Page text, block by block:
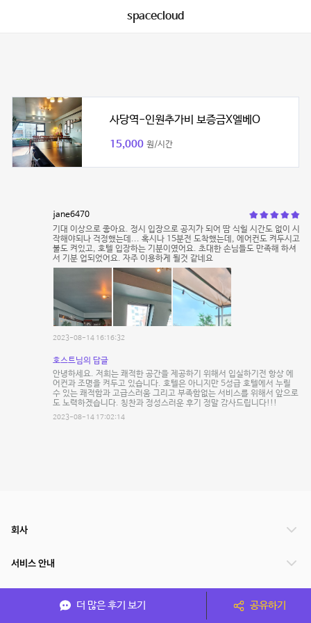
spacecloud
사당역-인원추가비 보증금X엘베O
15,000 원/시간
jane6470
기대 이상으로 좋아요. 정시 입장으로 공지가 되어 땀 식힐 시간도 없이 시
작해야되나 걱정했는데... 혹시나 15분전 도착했는데, 에어컨도 켜두시고
불도 켜있고, 호텔 입장하는 기분이였어요. 초대한 손님들도 만족해 하셔
서 기분 업되었어요. 자주 이용하게 될것 같네요
2023-08-14 16:16:32
호스트님의 답글
안녕하세요. 저희는 쾌적한 공간을 제공하기 위해서 입실하기전 항상 에
어컨과 조명을 켜두고 있습니다. 호텔은 아니지만 5성급 호텔에서 누릴
수 있는 쾌적함과 고급스러움 그리고 부족함없는 서비스를 위해서 앞으로
도 노력하겠습니다. 칭찬과 정성스러운 후기 정말 감사드립니다!!!
2023-08-14 17:02:14
더 많은 후기 보기 공유하기
회사
서비스 안내